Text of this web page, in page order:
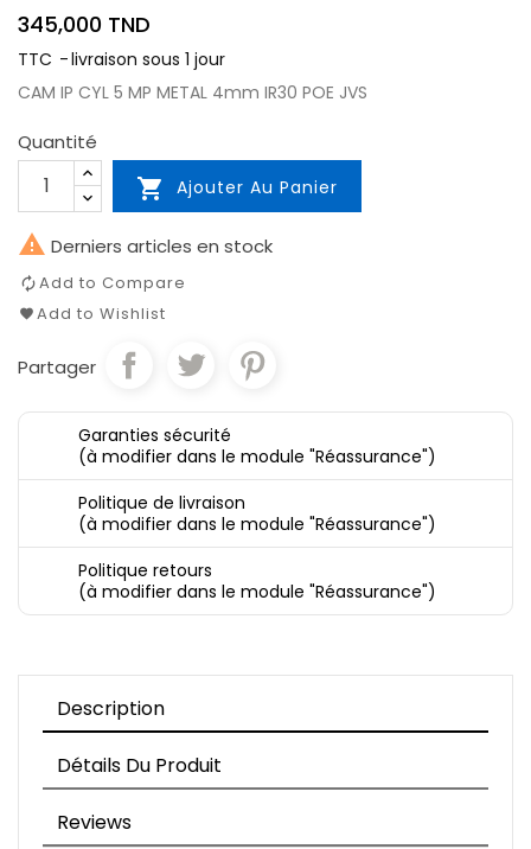
345,000 TND
TTC
livraison sous 1 jour
CAM IP CYL 5 MP METAL 4mm IR30 POE JVS
Quantité
 Ajouter Au Panier
 Derniers articles en stock
Add to Compare
Add to Wishlist
Partager
Garanties sécurité
(à modifier dans le module "Réassurance")
Politique de livraison
(à modifier dans le module "Réassurance")
Politique retours
(à modifier dans le module "Réassurance")
Description
Détails Du Produit
Reviews